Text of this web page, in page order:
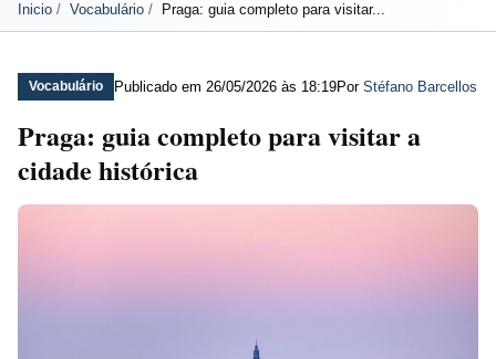
Inicio Vocabulário Praga: guia completo para visitar...
Vocabulário Publicado em 26/05/2026 às 18:19Por Stéfano Barcellos
Praga: guia completo para visitar a
cidade histórica